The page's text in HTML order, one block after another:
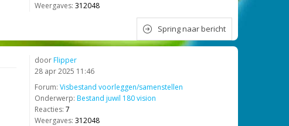
Weergaves: 312048
Spring naar bericht
doorFlipper
28 apr 2025 11:46
Forum: Visbestand voorleggen/samenstellen
Onderwerp: Bestand juwil 180 vision
Reacties: 7
Weergaves: 312048